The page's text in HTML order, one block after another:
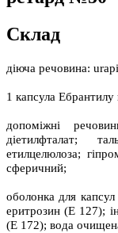
Склад
діюча речовина:
1 капсула
допоміжні
діетилфталат;
етилцелюлоза;
сферичний;
оболонка для
еритрозин (Е 127);
(Е 172); вода